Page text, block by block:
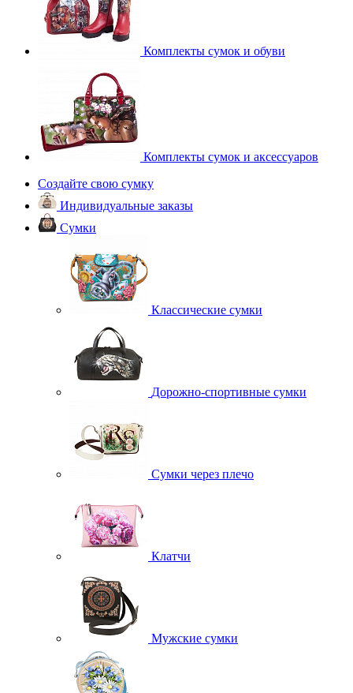
Комплекты сумок и обуви
Комплекты сумок и аксессуаров
Создайте свою сумку
Индивидуальные заказы
Сумки
Классические сумки
Дорожно-спортивные сумки
Сумки через плечо
Клатчи
Мужские сумки